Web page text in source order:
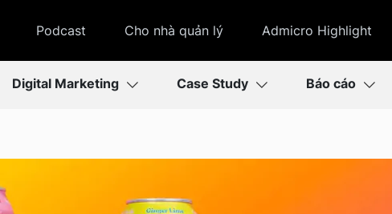
Podcast Cho nhà quản lý Admicro Highlight
Digital Marketing Case Study Báo cáo